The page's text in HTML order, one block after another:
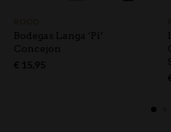
Bodegas Langa ‘Pi’
Concejon
€ 15,95
€